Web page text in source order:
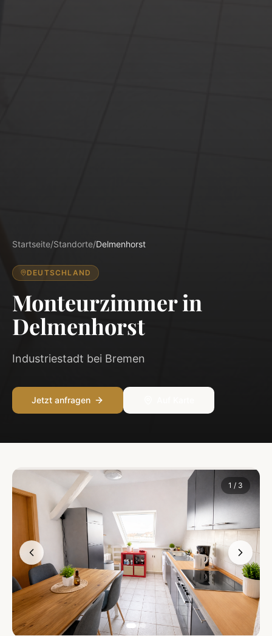
Startseite/Standorte/Delmenhorst
DEUTSCHLAND
Monteurzimmer in
Delmenhorst
Industriestadt bei Bremen
Jetzt anfragen
1 / 3